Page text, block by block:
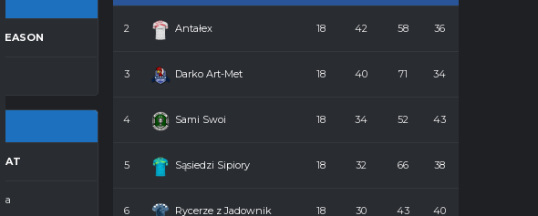
SEASON
2 Antałex 18 42 58 36
3 Darko Art-Met 18 40 71 34
4 Sami Swoi 18 34 52 43
5 Sąsiedzi Sipiory 18 32 66 38
6 Rycerze z Jadownik 18 30 43 40